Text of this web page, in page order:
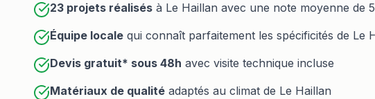
23 projets réalisés à Le Haillan avec une note moyenne de
Équipe locale qui connaît parfaitement les spécificités de Le
Devis gratuit* sous 48h avec visite technique incluse
Matériaux de qualité adaptés au climat de Le Haillan